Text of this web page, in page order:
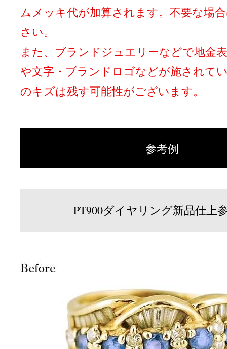
ムメッキ代が加算されます。不要な場
さい。
また、ブランドジュエリーなどで地金
や文字・ブランドロゴなどが施されて
のキズは残す可能性がございます。
参考例
PT900ダイヤリング新品仕上